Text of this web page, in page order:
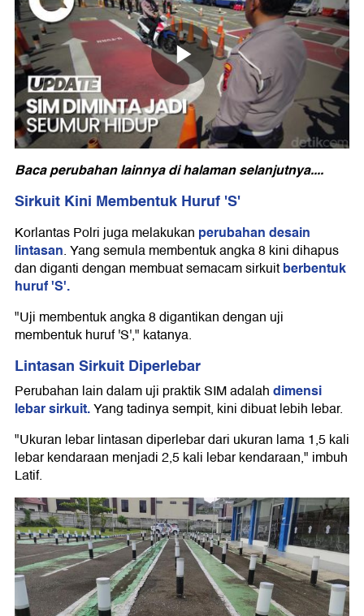
Baca perubahan lainnya di halaman selanjutnya....
Sirkuit Kini Membentuk Huruf 'S'
Korlantas Polri juga melakukan perubahan desain
lintasan. Yang semula membentuk angka 8 kini dihapus
dan diganti dengan membuat semacam sirkuitberbentuk
huruf 'S'.
"Uji membentuk angka 8 digantikan dengan uji
membentuk huruf 'S'," katanya.
Lintasan Sirkuit Diperlebar
Perubahan lain dalam uji praktik SIM adalahdimensi
lebar sirkuit.Yang tadinya sempit, kini dibuat lebih lebar.
"Ukuran lebar lintasan diperlebar dari ukuran lama 1,5 kali
lebar kendaraan menjadi 2,5 kali lebar kendaraan," imbuh
Latif.